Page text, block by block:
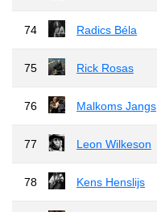
74 Radics Béla
75 Rick Rosas
76 Malkoms Jangs
77 Leon Wilkeson
78 Kens Henslijs